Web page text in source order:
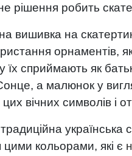
рішення робить
вишивка на
орнаментів,
їх сприймають як
а малюнок у
вічних символів і
українська
кольорами, які є